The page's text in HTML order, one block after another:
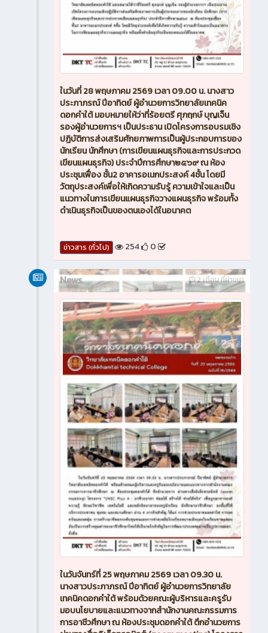
ในวันที่ 28 พฤษภาคม 2569 เวลา 09.00 น. นางสาว
ประภาภรณ์ ปีอาทิตย์ ผู้อำนวยการวิทยาลัยเทคนิค
ดอกคำใต้ มอบหมายให้ว่าที่ร้อยตรี ศุภฤกษ์ บุญเจ็น
รองผู้อำนวยการฯ เป็นประธาน เปิดโครงการอบรมเชิง
ปฏิบัติการส่งเสริมศักยภาพการเป็นผู้ประกอบการของ
นักเรียน นักศึกษา (การเขียนแผนธุรกิจและการประกวด
เขียนแผนธุรกิจ) ประจำปีการศึกษา๒๕๖๙ ณ ห้อง
ประชุมเฟื่อง ชั้น2 อาคารอเนกประสงค์ 4ชั้น โดยมี
วัตถุประสงค์เพื่อให้เกิดความรับรู้ ความเข้าใจและเป็น
แนวทางในการเขียนแผนธุรกิจวางแผนธุรกิจ พร้อมทั้ง
ดำเนินธุรกิจเป็นของตนเองได้ในอนาคต
ข่าวสาร (ทั่วไป) 254 0
2 เดือน ที่ผ่านมา
News
ในวันจันทร์ที่ 25 พฤษภาคม 2569 เวลา 09.30 น.
นางสาวประภาภรณ์ ปีอาทิตย์ ผู้อำนวยการวิทยาลัย
เทคนิคดอกคำใต้ พร้อมด้วยคณะผู้บริหารและครูรับ
มอบนโยบายและแนวทางจากสำนักงานคณะกรรมการ
การอาชีวศึกษา ณ ห้องประชุมดอกคำใต้ ตึกอำนวยการ